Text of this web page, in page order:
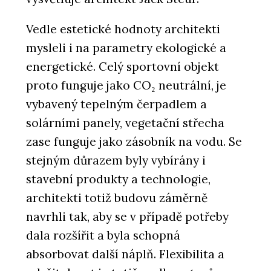
Vedle estetické hodnoty architekti
mysleli i na parametry ekologické a
energetické. Celý sportovní objekt
proto funguje jako CO₂ neutrální, je
vybavený tepelným čerpadlem a
solárními panely, vegetační střecha
zase funguje jako zásobník na vodu. Se
stejným důrazem byly vybírány i
stavební produkty a technologie,
architekti totiž budovu záměrně
navrhli tak, aby se v případě potřeby
dala rozšířit a byla schopná
absorbovat další náplň. Flexibilita a